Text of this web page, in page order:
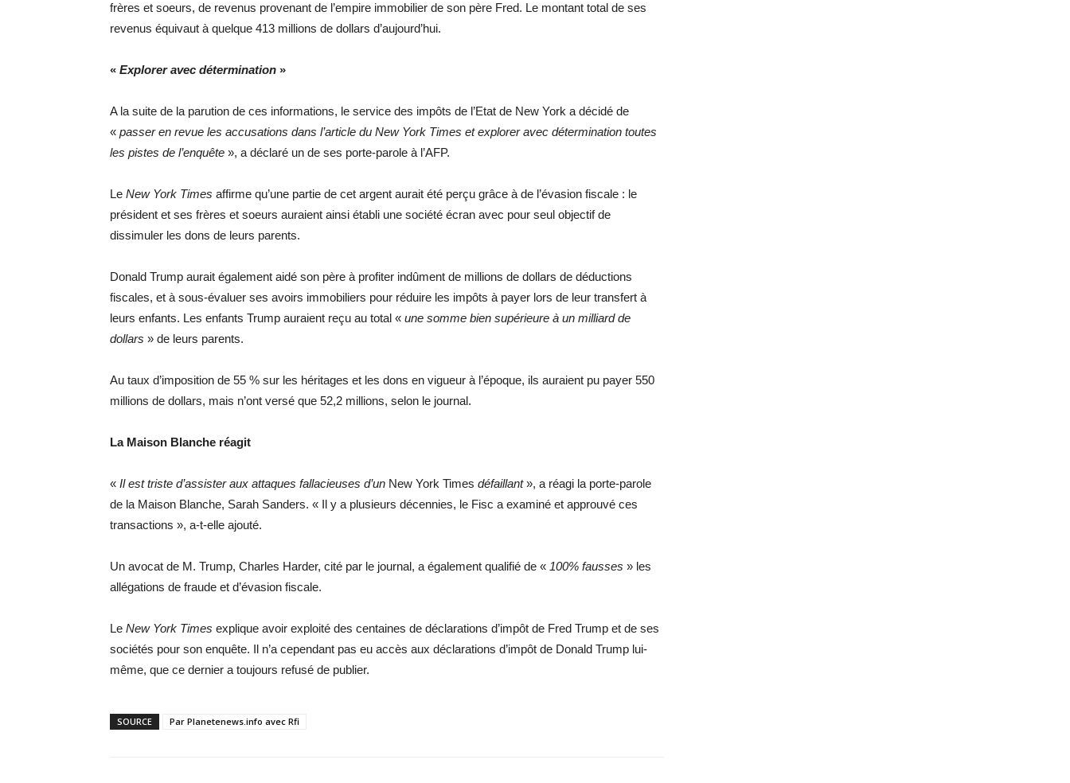
frères et soeurs, de revenus provenant de l’empire immobilier de son père Fred. Le montant total de ses
revenus équivaut à quelque 413 millions de dollars d’aujourd’hui.
« Explorer avec détermination »
A la suite de la parution de ces informations, le service des impôts de l’Etat de New York a décidé de
« passer en revue les accusations dans l’article du New York Times et explorer avec détermination toutes
les pistes de l’enquête », a déclaré un de ses porte-parole à l’AFP.
Le New York Times affirme qu’une partie de cet argent aurait été perçu grâce à de l’évasion fiscale : le
président et ses frères et soeurs auraient ainsi établi une société écran avec pour seul objectif de
dissimuler les dons de leurs parents.
Donald Trump aurait également aidé son père à profiter indûment de millions de dollars de déductions
fiscales, et à sous-évaluer ses avoirs immobiliers pour réduire les impôts à payer lors de leur transfert à
leurs enfants. Les enfants Trump auraient reçu au total « une somme bien supérieure à un milliard de
dollars » de leurs parents.
Au taux d’imposition de 55 % sur les héritages et les dons en vigueur à l’époque, ils auraient pu payer 550
millions de dollars, mais n’ont versé que 52,2 millions, selon le journal.
La Maison Blanche réagit
« Il est triste d’assister aux attaques fallacieuses d’un New York Times défaillant», a réagi la porte-parole
de la Maison Blanche, Sarah Sanders. « Il y a plusieurs décennies, le Fisc a examiné et approuvé ces
transactions », a-t-elle ajouté.
Un avocat de M. Trump, Charles Harder, cité par le journal, a également qualifié de « 100% fausses » les
allégations de fraude et d’évasion fiscale.
Le New York Times explique avoir exploité des centaines de déclarations d’impôt de Fred Trump et de ses
sociétés pour son enquête. Il n’a cependant pas eu accès aux déclarations d’impôt de Donald Trump lui-
même, que ce dernier a toujours refusé de publier.
SOURCE Par Planetenews.info avec Rfi